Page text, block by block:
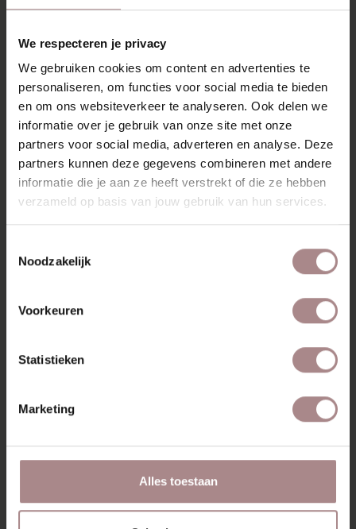
We respecteren je privacy
We gebruiken cookies om content en advertenties te
personaliseren, om functies voor social media te bieden
en om ons websiteverkeer te analyseren. Ook delen we
informatie over je gebruik van onze site met onze
partners voor social media, adverteren en analyse. Deze
partners kunnen deze gegevens combineren met andere
informatie die je aan ze heeft verstrekt of die ze hebben
verzameld op basis van jouw gebruik van hun services.
Noodzakelijk
Voorkeuren
Statistieken
Marketing
Alles toestaan
MODEL OTTI
VANAF € 1.055,00